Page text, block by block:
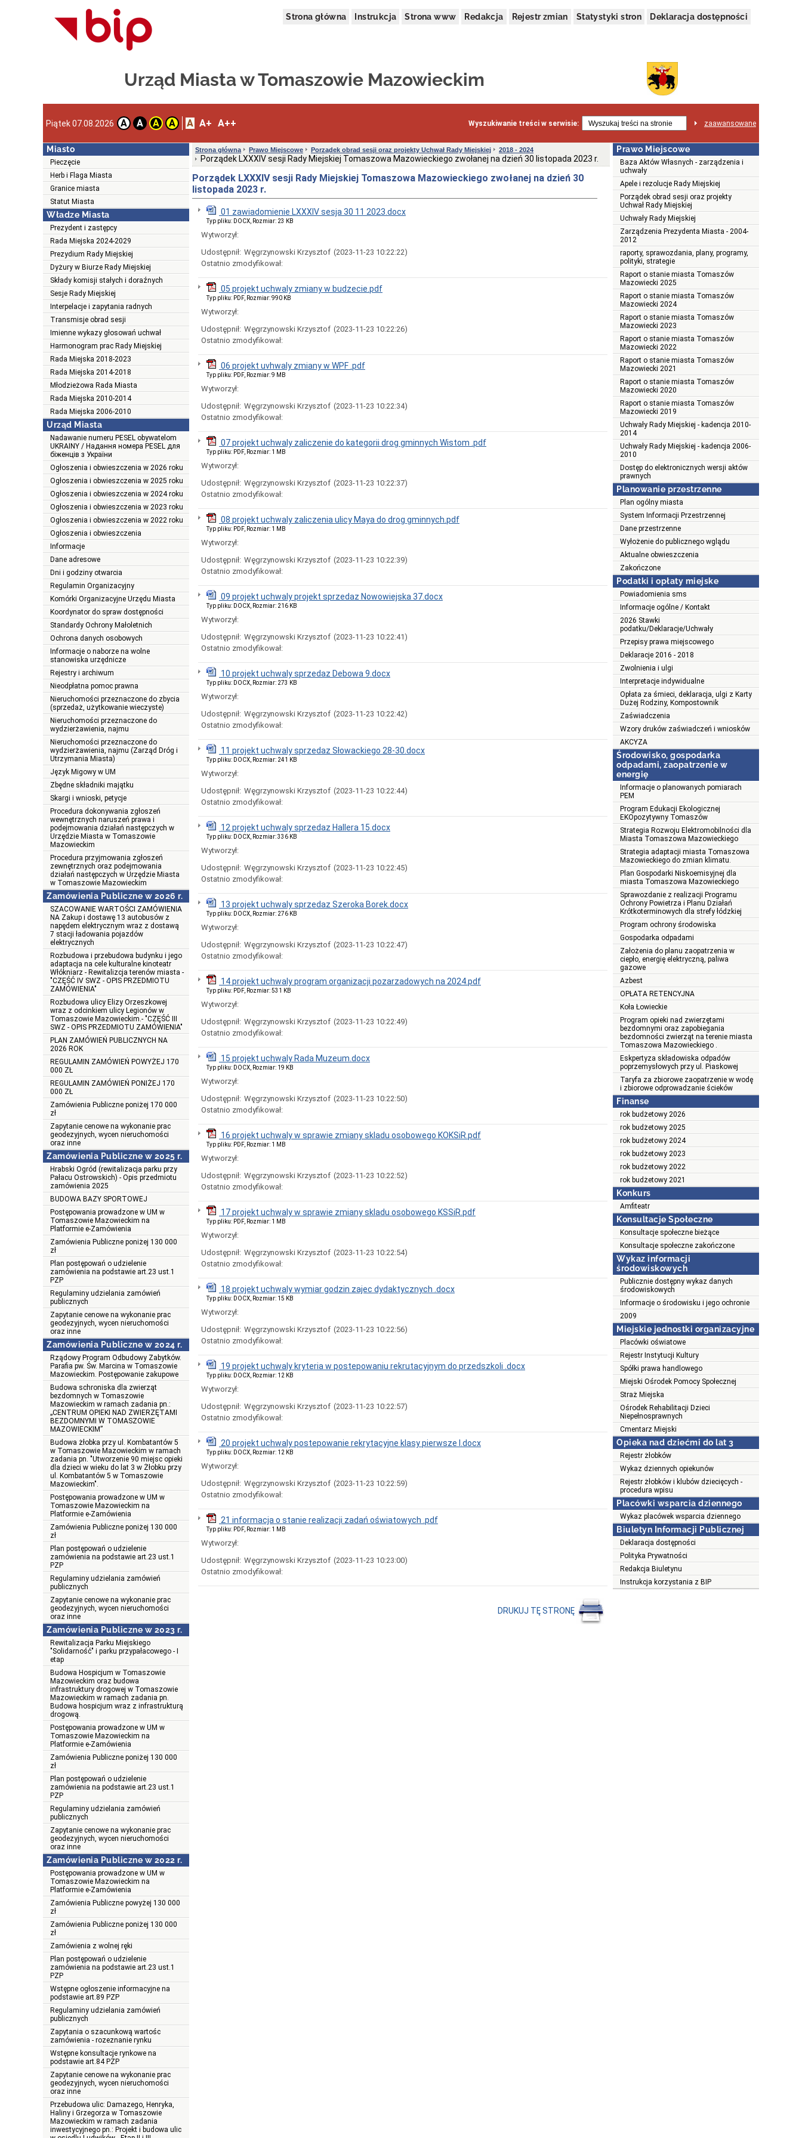
Strona główna Instrukcja Strona www Redakcja Rejestr zmian Statystyki stron Deklaracja dostępności
Urząd Miasta w Tomaszowie Mazowieckim
Piątek 07.08.2026 A A A A A A+ A++ Wyszukiwanie treści w serwisie: zaawansowane
Miasto
Pieczęcie
Herb i Flaga Miasta
Granice miasta
Statut Miasta
Władze Miasta
Prezydent i zastępcy
Rada Miejska 2024-2029
Prezydium Rady Miejskiej
Dyżury w Biurze Rady Miejskiej
Składy komisji stałych i doraźnych
Sesje Rady Miejskiej
Interpelacje i zapytania radnych
Transmisje obrad sesji
Imienne wykazy głosowań uchwał
Harmonogram prac Rady Miejskiej
Rada Miejska 2018-2023
Rada Miejska 2014-2018
Młodzieżowa Rada Miasta
Rada Miejska 2010-2014
Rada Miejska 2006-2010
Urząd Miasta
Nadawanie numeru PESEL obywatelom
UKRAINY / Надання номера PESEL для
біженців з України
Ogłoszenia i obwieszczenia w 2026 roku
Ogłoszenia i obwieszczenia w 2025 roku
Ogłoszenia i obwieszczenia w 2024 roku
Ogłoszenia i obwieszczenia w 2023 roku
Ogłoszenia i obwieszczenia w 2022 roku
Ogłoszenia i obwieszczenia
Informacje
Dane adresowe
Dni i godziny otwarcia
Regulamin Organizacyjny
Komórki Organizacyjne Urzędu Miasta
Koordynator do spraw dostępności
Standardy Ochrony Małoletnich
Ochrona danych osobowych
Informacje o naborze na wolne
stanowiska urzędnicze
Rejestry i archiwum
Nieodpłatna pomoc prawna
Nieruchomości przeznaczone do zbycia
(sprzedaż, użytkowanie wieczyste)
Nieruchomości przeznaczone do
wydzierżawienia, najmu
Nieruchomości przeznaczone do
wydzierżawienia, najmu (Zarząd Dróg i
Utrzymania Miasta)
Język Migowy w UM
Zbędne składniki majątku
Skargi i wnioski, petycje
Procedura dokonywania zgłoszeń
wewnętrznych naruszeń prawa i
podejmowania działań następczych w
Urzędzie Miasta w Tomaszowie
Mazowieckim
Procedura przyjmowania zgłoszeń
zewnętrznych oraz podejmowania
działań następczych w Urzędzie Miasta
w Tomaszowie Mazowieckim
Zamówienia Publiczne w 2026 r.
SZACOWANIE WARTOŚCI ZAMÓWIENIA
NA Zakup i dostawę 13 autobusów z
napędem elektrycznym wraz z dostawą
7 stacji ładowania pojazdów
elektrycznych
Rozbudowa i przebudowa budynku i jego
adaptacja na cele kulturalne kinoteatr
Włókniarz - Rewitalizcja terenów miasta -
"CZĘŚĆ IV SWZ - OPIS PRZEDMIOTU
ZAMÓWIENIA"
Rozbudowa ulicy Elizy Orzeszkowej
wraz z odcinkiem ulicy Legionów w
Tomaszowie Mazowieckim.- "CZĘŚĆ III
SWZ - OPIS PRZEDMIOTU ZAMÓWIENIA"
PLAN ZAMÓWIEŃ PUBLICZNYCH NA
2026 ROK
REGULAMIN ZAMÓWIEŃ POWYŻEJ 170
000 ZŁ
REGULAMIN ZAMÓWIEŃ PONIŻEJ 170
000 ZŁ
Zamówienia Publiczne poniżej 170 000
zł
Zapytanie cenowe na wykonanie prac
geodezyjnych, wycen nieruchomości
oraz inne
Zamówienia Publiczne w 2025 r.
Hrabski Ogród (rewitalizacja parku przy
Pałacu Ostrowskich) - Opis przedmiotu
zamówienia 2025
BUDOWA BAZY SPORTOWEJ
Postępowania prowadzone w UM w
Tomaszowie Mazowieckim na
Platformie e-Zamówienia
Zamówienia Publiczne poniżej 130 000
zł
Plan postępowań o udzielenie
zamówienia na podstawie art.23 ust.1
PZP
Regulaminy udzielania zamówień
publicznych
Zapytanie cenowe na wykonanie prac
geodezyjnych, wycen nieruchomości
oraz inne
Zamówienia Publiczne w 2024 r.
Rządowy Program Odbudowy Zabytków.
Parafia pw. Św. Marcina w Tomaszowie
Mazowieckim. Postępowanie zakupowe
Budowa schroniska dla zwierząt
bezdomnych w Tomaszowie
Mazowieckim w ramach zadania pn.:
„CENTRUM OPIEKI NAD ZWIERZĘTAMI
BEZDOMNYMI W TOMASZOWIE
MAZOWIECKIM”
Budowa żłobka przy ul. Kombatantów 5
w Tomaszowie Mazowieckim w ramach
zadania pn. "Utworzenie 90 miejsc opieki
dla dzieci w wieku do lat 3 w Żłobku przy
ul. Kombatantów 5 w Tomaszowie
Mazowieckim".
Postępowania prowadzone w UM w
Tomaszowie Mazowieckim na
Platformie e-Zamówienia
Zamówienia Publiczne poniżej 130 000
zł
Plan postępowań o udzielenie
zamówienia na podstawie art.23 ust.1
PZP
Regulaminy udzielania zamówień
publicznych
Zapytanie cenowe na wykonanie prac
geodezyjnych, wycen nieruchomości
oraz inne
Zamówienia Publiczne w 2023 r.
Rewitalizacja Parku Miejskiego
"Solidarność" i parku przypałacowego - I
etap
Budowa Hospicjum w Tomaszowie
Mazowieckim oraz budowa
infrastruktury drogowej w Tomaszowie
Mazowieckim w ramach zadania pn.
Budowa hospicjum wraz z infrastrukturą
drogową.
Postępowania prowadzone w UM w
Tomaszowie Mazowieckim na
Platformie e-Zamówienia
Zamówienia Publiczne poniżej 130 000
zł
Plan postępowań o udzielenie
zamówienia na podstawie art.23 ust.1
PZP
Regulaminy udzielania zamówień
publicznych
Zapytanie cenowe na wykonanie prac
geodezyjnych, wycen nieruchomości
oraz inne
Zamówienia Publiczne w 2022 r.
Postępowania prowadzone w UM w
Tomaszowie Mazowieckim na
Platformie e-Zamówienia
Zamówienia Publiczne powyżej 130 000
zł
Zamówienia Publiczne poniżej 130 000
zł
Zamówienia z wolnej ręki
Plan postępowań o udzielenie
zamówienia na podstawie art.23 ust.1
PZP
Wstępne ogłoszenie informacyjne na
podstawie art.89 PZP
Regulaminy udzielania zamówień
publicznych
Zapytania o szacunkową wartośc
zamówienia - rozeznanie rynku
Wstępne konsultacje rynkowe na
podstawie art.84 PZP
Zapytanie cenowe na wykonanie prac
geodezyjnych, wycen nieruchomości
oraz inne
Przebudowa ulic: Damazego, Henryka,
Haliny i Grzegorza w Tomaszowie
Mazowieckim w ramach zadania
inwestycyjnego pn.: Projekt i budowa ulic
Strona główna Prawo Miejscowe Porządek obrad sesji oraz projekty Uchwał Rady Miejskiej 2018 - 2024
Porządek LXXXIV sesji Rady Miejskiej Tomaszowa Mazowieckiego zwołanej na dzień 30 listopada 2023 r.
Porządek LXXXIV sesji Rady Miejskiej Tomaszowa Mazowieckiego zwołanej na dzień 30
listopada 2023 r.
01 zawiadomienie LXXXIV sesja 30 11 2023.docx
Typ pliku: DOCX, Rozmiar: 23 KB
Wytworzył:
Udostępnił: Węgrzynowski Krzysztof (2023-11-23 10:22:22)
Ostatnio zmodyfikował:
05 projekt uchwaly zmiany w budzecie.pdf
Typ pliku: PDF, Rozmiar: 990 KB
Wytworzył:
Udostępnił: Węgrzynowski Krzysztof (2023-11-23 10:22:26)
Ostatnio zmodyfikował:
06 projekt uvhwaly zmiany w WPF .pdf
Typ pliku: PDF, Rozmiar: 9 MB
Wytworzył:
Udostępnił: Węgrzynowski Krzysztof (2023-11-23 10:22:34)
Ostatnio zmodyfikował:
07 projekt uchwaly zaliczenie do kategorii drog gminnych Wistom .pdf
Typ pliku: PDF, Rozmiar: 1 MB
Wytworzył:
Udostępnił: Węgrzynowski Krzysztof (2023-11-23 10:22:37)
Ostatnio zmodyfikował:
08 projekt uchwaly zaliczenia ulicy Maya do drog gminnych.pdf
Typ pliku: PDF, Rozmiar: 1 MB
Wytworzył:
Udostępnił: Węgrzynowski Krzysztof (2023-11-23 10:22:39)
Ostatnio zmodyfikował:
09 projekt uchwaly projekt sprzedaz Nowowiejska 37.docx
Typ pliku: DOCX, Rozmiar: 216 KB
Wytworzył:
Udostępnił: Węgrzynowski Krzysztof (2023-11-23 10:22:41)
Ostatnio zmodyfikował:
10 projekt uchwaly sprzedaz Debowa 9.docx
Typ pliku: DOCX, Rozmiar: 273 KB
Wytworzył:
Udostępnił: Węgrzynowski Krzysztof (2023-11-23 10:22:42)
Ostatnio zmodyfikował:
11 projekt uchwaly sprzedaz Słowackiego 28-30.docx
Typ pliku: DOCX, Rozmiar: 241 KB
Wytworzył:
Udostępnił: Węgrzynowski Krzysztof (2023-11-23 10:22:44)
Ostatnio zmodyfikował:
12 projekt uchwaly sprzedaz Hallera 15.docx
Typ pliku: DOCX, Rozmiar: 336 KB
Wytworzył:
Udostępnił: Węgrzynowski Krzysztof (2023-11-23 10:22:45)
Ostatnio zmodyfikował:
13 projekt uchwaly sprzedaz Szeroka Borek.docx
Typ pliku: DOCX, Rozmiar: 276 KB
Wytworzył:
Udostępnił: Węgrzynowski Krzysztof (2023-11-23 10:22:47)
Ostatnio zmodyfikował:
14 projekt uchwaly program organizacji pozarzadowych na 2024.pdf
Typ pliku: PDF, Rozmiar: 531 KB
Wytworzył:
Udostępnił: Węgrzynowski Krzysztof (2023-11-23 10:22:49)
Ostatnio zmodyfikował:
15 projekt uchwaly Rada Muzeum.docx
Typ pliku: DOCX, Rozmiar: 19 KB
Wytworzył:
Udostępnił: Węgrzynowski Krzysztof (2023-11-23 10:22:50)
Ostatnio zmodyfikował:
16 projekt uchwaly w sprawie zmiany skladu osobowego KOKSiR.pdf
Typ pliku: PDF, Rozmiar: 1 MB
Wytworzył:
Udostępnił: Węgrzynowski Krzysztof (2023-11-23 10:22:52)
Ostatnio zmodyfikował:
17 projekt uchwaly w sprawie zmiany skladu osobowego KSSiR.pdf
Typ pliku: PDF, Rozmiar: 1 MB
Wytworzył:
Udostępnił: Węgrzynowski Krzysztof (2023-11-23 10:22:54)
Ostatnio zmodyfikował:
18 projekt uchwaly wymiar godzin zajec dydaktycznych .docx
Typ pliku: DOCX, Rozmiar: 15 KB
Wytworzył:
Udostępnił: Węgrzynowski Krzysztof (2023-11-23 10:22:56)
Ostatnio zmodyfikował:
19 projekt uchwaly kryteria w postepowaniu rekrutacyjnym do przedszkoli .docx
Typ pliku: DOCX, Rozmiar: 12 KB
Wytworzył:
Udostępnił: Węgrzynowski Krzysztof (2023-11-23 10:22:57)
Ostatnio zmodyfikował:
20 projekt uchwaly postepowanie rekrytacyjne klasy pierwsze I.docx
Typ pliku: DOCX, Rozmiar: 12 KB
Wytworzył:
Udostępnił: Węgrzynowski Krzysztof (2023-11-23 10:22:59)
Ostatnio zmodyfikował:
21 informacja o stanie realizacji zadań oświatowych .pdf
Typ pliku: PDF, Rozmiar: 1 MB
Wytworzył:
Udostępnił: Węgrzynowski Krzysztof (2023-11-23 10:23:00)
Ostatnio zmodyfikował:
DRUKUJ TĘ STRONĘ
Prawo Miejscowe
Baza Aktów Własnych - zarządzenia i
uchwały
Apele i rezolucje Rady Miejskiej
Porządek obrad sesji oraz projekty
Uchwał Rady Miejskiej
Uchwały Rady Miejskiej
Zarządzenia Prezydenta Miasta - 2004-
2012
raporty, sprawozdania, plany, programy,
polityki, strategie
Raport o stanie miasta Tomaszów
Mazowiecki 2025
Raport o stanie miasta Tomaszów
Mazowiecki 2024
Raport o stanie miasta Tomaszów
Mazowiecki 2023
Raport o stanie miasta Tomaszów
Mazowiecki 2022
Raport o stanie miasta Tomaszów
Mazowiecki 2021
Raport o stanie miasta Tomaszów
Mazowiecki 2020
Raport o stanie miasta Tomaszów
Mazowiecki 2019
Uchwały Rady Miejskiej - kadencja 2010-
2014
Uchwały Rady Miejskiej - kadencja 2006-
2010
Dostęp do elektronicznych wersji aktów
prawnych
Planowanie przestrzenne
Plan ogólny miasta
System Informacji Przestrzennej
Dane przestrzenne
Wyłożenie do publicznego wglądu
Aktualne obwieszczenia
Zakończone
Podatki i opłaty miejske
Powiadomienia sms
Informacje ogólne / Kontakt
2026 Stawki
podatku/Deklaracje/Uchwały
Przepisy prawa miejscowego
Deklaracje 2016 - 2018
Zwolnienia i ulgi
Interpretacje indywidualne
Opłata za śmieci, deklaracja, ulgi z Karty
Dużej Rodziny, Kompostownik
Zaświadczenia
Wzory druków zaświadczeń i wniosków
AKCYZA
Środowisko, gospodarka
odpadami, zaopatrzenie w
energię
Informacje o planowanych pomiarach
PEM
Program Edukacji Ekologicznej
EKOpozytywny Tomaszów
Strategia Rozwoju Elektromobilności dla
Miasta Tomaszowa Mazowieckiego
Strategia adaptacji miasta Tomaszowa
Mazowieckiego do zmian klimatu.
Plan Gospodarki Niskoemisyjnej dla
miasta Tomaszowa Mazowieckiego
Sprawozdanie z realizacji Programu
Ochrony Powietrza i Planu Działań
Krótkoterminowych dla strefy łódzkiej
Program ochrony środowiska
Gospodarka odpadami
Założenia do planu zaopatrzenia w
ciepło, energię elektryczną, paliwa
gazowe
Azbest
OPŁATA RETENCYJNA
Koła Łowieckie
Program opieki nad zwierzętami
bezdomnymi oraz zapobiegania
bezdomności zwierząt na terenie miasta
Tomaszowa Mazowieckiego .
Eskpertyza składowiska odpadów
poprzemysłowych przy ul. Piaskowej
Taryfa za zbiorowe zaopatrzenie w wodę
i zbiorowe odprowadzanie ścieków
Finanse
rok budżetowy 2026
rok budżetowy 2025
rok budżetowy 2024
rok budżetowy 2023
rok budżetowy 2022
rok budżetowy 2021
Konkurs
Amfiteatr
Konsultacje Społeczne
Konsultacje społeczne bieżące
Konsultacje społeczne zakończone
Wykaz informacji
środowiskowych
Publicznie dostępny wykaz danych
środowiskowych
Informacje o środowisku i jego ochronie
2009
Miejskie jednostki organizacyjne
Placówki oświatowe
Rejestr Instytucji Kultury
Spółki prawa handlowego
Miejski Ośrodek Pomocy Społecznej
Straż Miejska
Ośrodek Rehabilitacji Dzieci
Niepełnosprawnych
Cmentarz Miejski
Opieka nad dziećmi do lat 3
Rejestr żłobków
Wykaz dziennych opiekunów
Rejestr żłobków i klubów dziecięcych -
procedura wpisu
Placówki wsparcia dziennego
Wykaz placówek wsparcia dziennego
Biuletyn Informacji Publicznej
Deklaracja dostępności
Polityka Prywatności
Redakcja Biuletynu
Instrukcja korzystania z BIP